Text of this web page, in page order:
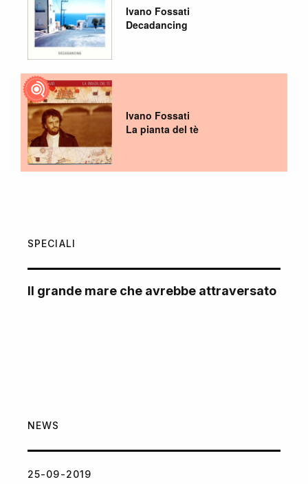
Ivano Fossati
Decadancing
Ivano Fossati
La pianta del tè
SPECIALI
Il grande mare che avrebbe attraversato
NEWS
25-09-2019